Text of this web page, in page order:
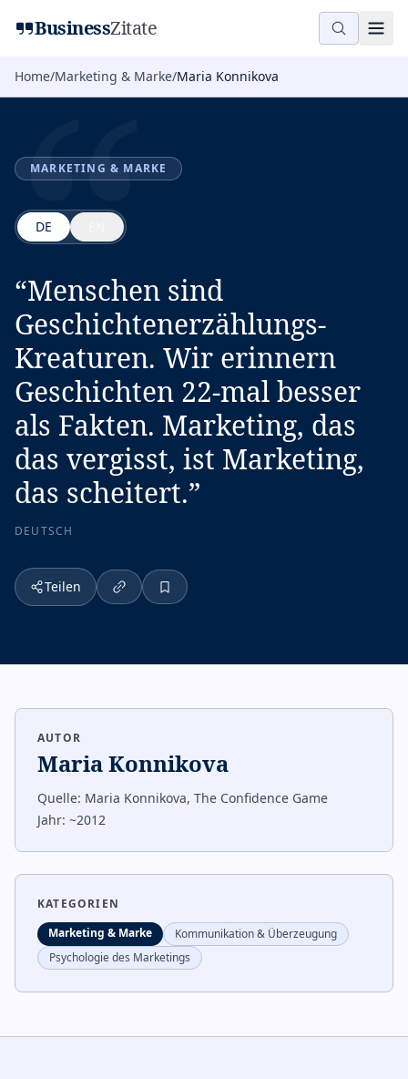
BusinessZitate
Home/Marketing & Marke/Maria Konnikova
“
MARKETING & MARKE
DE
“Menschen sind
Geschichtenerzählungs-
Kreaturen. Wir erinnern
Geschichten 22-mal besser
als Fakten. Marketing, das
das vergisst, ist Marketing,
das scheitert.”
DEUTSCH
Teilen
AUTOR
Maria Konnikova
Quelle: Maria Konnikova, The Confidence Game
Jahr: ~2012
KATEGORIEN
Marketing & Marke
Kommunikation & Überzeugung
Psychologie des Marketings